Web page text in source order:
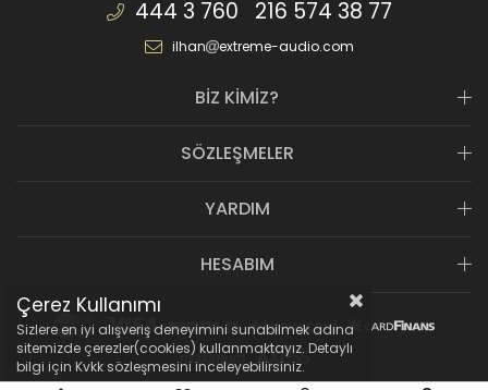
444 3 760 216 574 38 77
ilhan extreme-audio.com
BİZ KİMİZ?
SÖZLEŞMELER
YARDIM
HESABIM
Çerez Kullanımı
Sizlere en iyi alışveriş deneyimini sunabilmek adına
sitemizde çerezler(cookies) kullanmaktayız. Detaylı
bilgi için Kvkk sözleşmesini inceleyebilirsiniz.